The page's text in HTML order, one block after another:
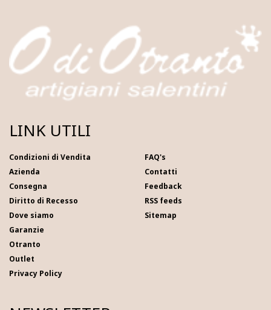
LINK UTILI
Condizioni di Vendita
Azienda
Consegna
Diritto di Recesso
Dove siamo
Garanzie
Otranto
Outlet
Privacy Policy
FAQ's
Contatti
Feedback
RSS feeds
Sitemap